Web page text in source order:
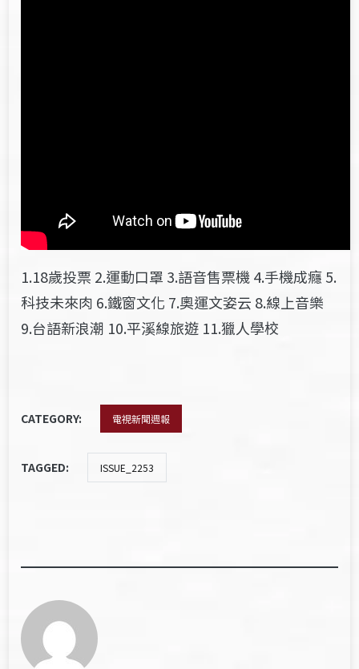
1.18歲投票 2.運動口罩 3.語音售票機 4.手機成癮 5.
科技未來肉 6.鐵窗文化 7.奧運文姿云 8.線上音樂
9.台語新浪潮 10.平溪線旅遊 11.獵人學校
CATEGORY: 電視新聞週報
TAGGED: ISSUE_2253